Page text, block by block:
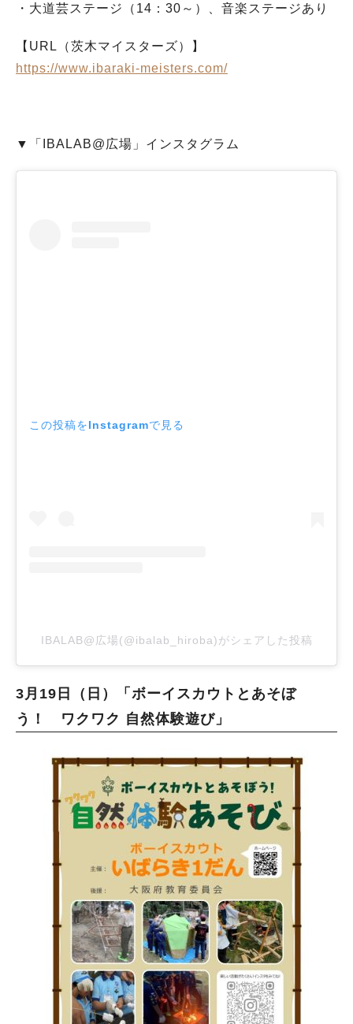
・大道芸ステージ（14：30～）、音楽ステージあり
【URL（茨木マイスターズ）】
https://www.ibaraki-meisters.com/
▼「IBALAB@広場」インスタグラム
この投稿をInstagramで見る
IBALAB@広場(@ibalab_hiroba)がシェアした投稿
3月19日（日）「ボーイスカウトとあそぼ
う！ ワクワク 自然体験遊び」